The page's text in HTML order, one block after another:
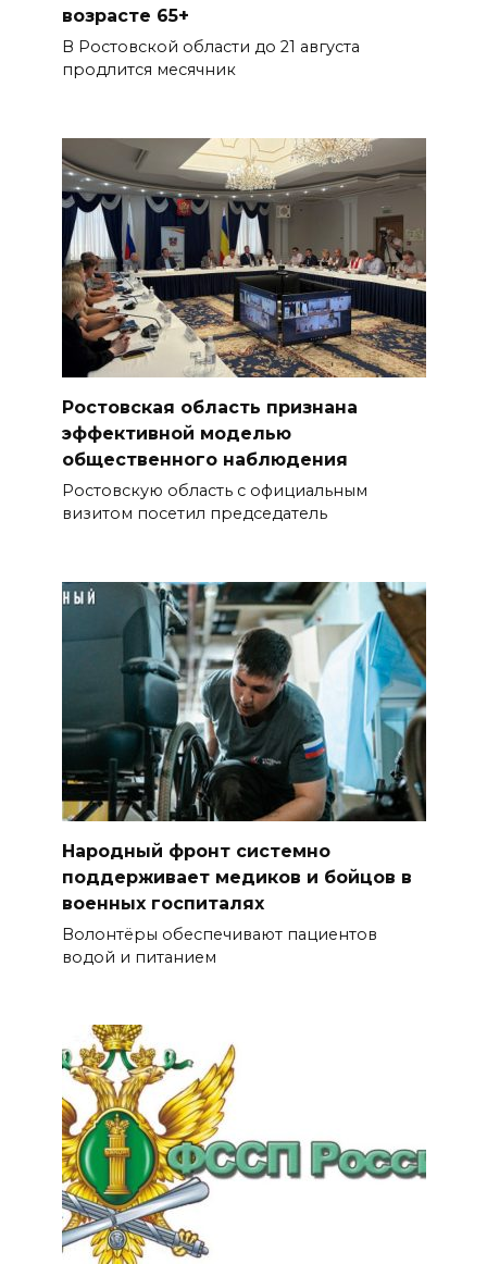
возрасте 65+
В Ростовской области до 21 августа
продлится месячник
Ростовская область признана
эффективной моделью
общественного наблюдения
Ростовскую область с официальным
визитом посетил председатель
Народный фронт системно
поддерживает медиков и бойцов в
военных госпиталях
Волонтёры обеспечивают пациентов
водой и питанием